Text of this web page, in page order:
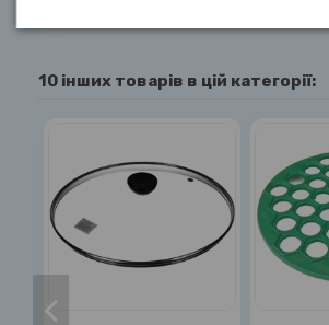
10 інших товарів в цій категорії: